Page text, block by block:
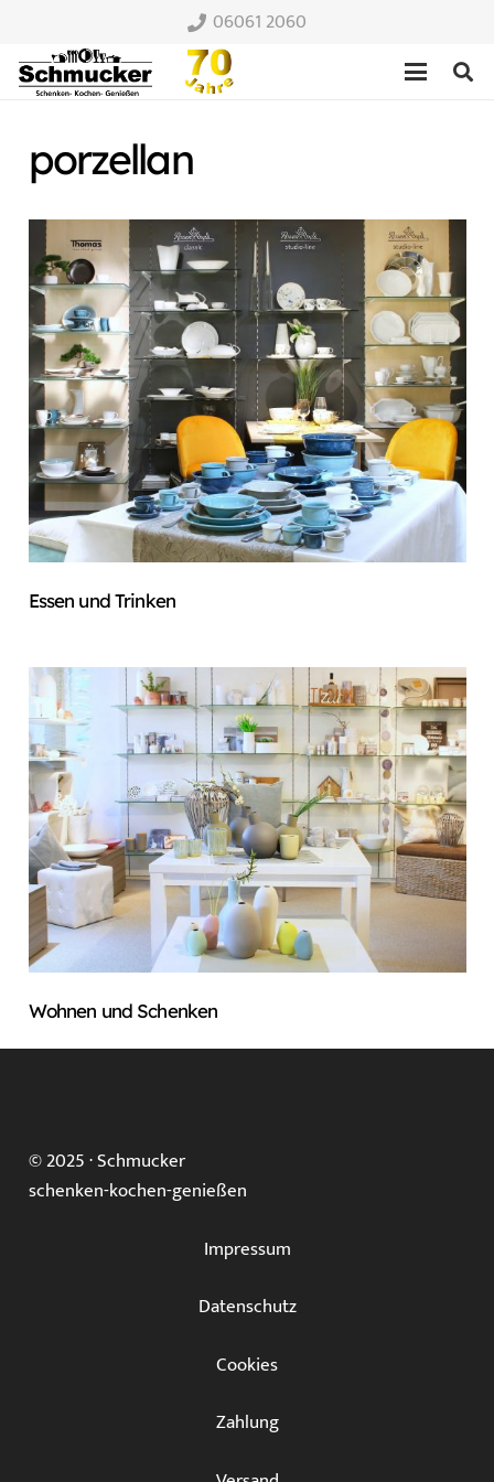
06061 2060
porzellan
Essen und Trinken
Wohnen und Schenken
© 2025 ·Schmucker
schenken-kochen-genießen
Impressum
Datenschutz
Cookies
Zahlung